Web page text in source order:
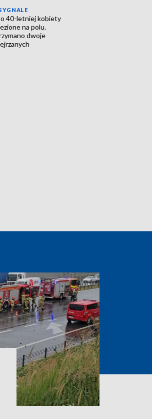
40-letniej kobiety
na polu.
dwoje